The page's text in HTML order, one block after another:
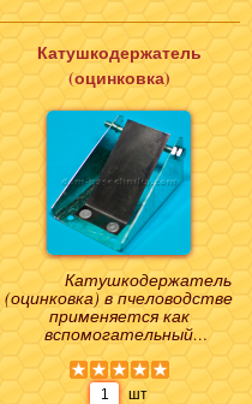
шт
Катушкодержатель
(оцинковка)
Катушкодержатель
(оцинковка) в пчеловодстве
применяется как
вспомогательный
инструмент при натяжении
металлической проволоки на
рамк..